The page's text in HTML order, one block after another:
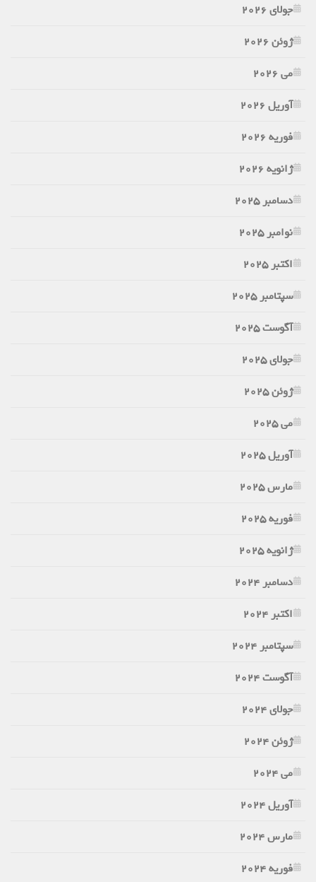
جولای 2026
ژوئن 2026
می 2026
آوریل 2026
فوریه 2026
ژانویه 2026
دسامبر 2025
نوامبر 2025
اکتبر 2025
سپتامبر 2025
آگوست 2025
جولای 2025
ژوئن 2025
می 2025
آوریل 2025
مارس 2025
فوریه 2025
ژانویه 2025
دسامبر 2024
اکتبر 2024
سپتامبر 2024
آگوست 2024
جولای 2024
ژوئن 2024
می 2024
آوریل 2024
مارس 2024
فوریه 2024